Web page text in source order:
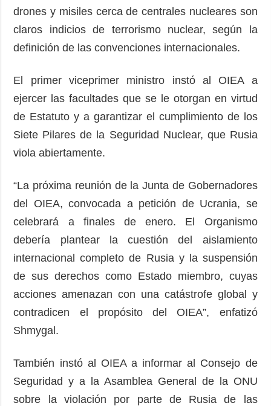
drones y misiles cerca de centrales nucleares son
claros indicios de terrorismo nuclear, según la
definición de las convenciones internacionales.
El primer viceprimer ministro instó al OIEA a
ejercer las facultades que se le otorgan en virtud
de Estatuto y a garantizar el cumplimiento de los
Siete Pilares de la Seguridad Nuclear, que Rusia
viola abiertamente.
“La próxima reunión de la Junta de Gobernadores
del OIEA, convocada a petición de Ucrania, se
celebrará a finales de enero. El Organismo
debería plantear la cuestión del aislamiento
internacional completo de Rusia y la suspensión
de sus derechos como Estado miembro, cuyas
acciones amenazan con una catástrofe global y
contradicen el propósito del OIEA”, enfatizó
Shmygal.
También instó al OIEA a informar al Consejo de
Seguridad y a la Asamblea General de la ONU
sobre la violación por parte de Rusia de las